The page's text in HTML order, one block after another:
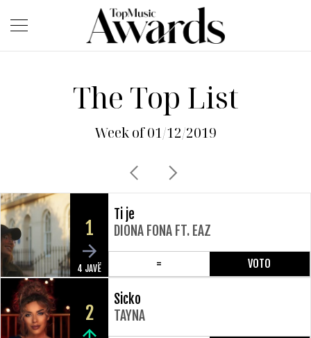
The Top List
Week of 01/12/2019
1
4 JAVË
Ti je
DIONA FONA FT. EAZ
= VOTO
2
Sicko
TAYNA